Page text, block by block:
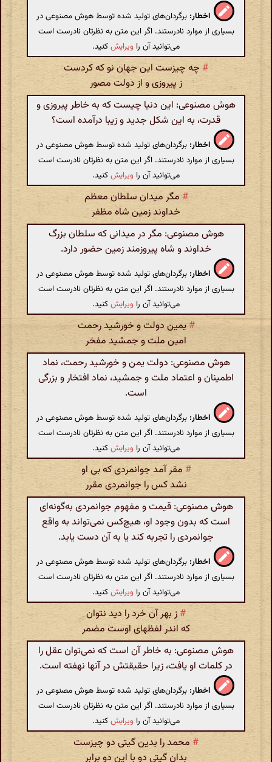
اخطار: برگردان‌های تولید شده توسط هوش مصنوعی در
بسیاری از موارد نادرستند. اگر این متن به نظرتان نادرست است
می‌توانید آن را ویرایشکنید.
# چه چیزست این جهان نو که کردست
ز پیروزی و از دولت مصور
هوش مصنوعی: این دنیا چیست که به خاطر پیروزی و
قدرت، به این شکل جدید و زیبا درآمده است؟
اخطار: برگردان‌های تولید شده توسط هوش مصنوعی در
بسیاری از موارد نادرستند. اگر این متن به نظرتان نادرست است
می‌توانید آن را ویرایشکنید.
#مگر میدان سلطان معظم
خداوند زمین شاه مظفر
هوش مصنوعی: مگر در میدانی که سلطان بزرگ
خداوند و شاه پیروزمند زمین حضور دارد.
اخطار: برگردان‌های تولید شده توسط هوش مصنوعی در
بسیاری از موارد نادرستند. اگر این متن به نظرتان نادرست است
می‌توانید آن را ویرایشکنید.
# یمین دولت و خورشید رحمت
امین ملت و جمشید مفخر
هوش مصنوعی: دولت یمن و خورشید رحمت، نماد
اطمینان و اعتماد ملت و جمشید، نماد افتخار و بزرگی
است.
اخطار: برگردان‌های تولید شده توسط هوش مصنوعی در
بسیاری از موارد نادرستند. اگر این متن به نظرتان نادرست است
می‌توانید آن را ویرایشکنید.
# مقر آمد جوانمردی که بی او
نشد کس را جوانمردی مقرر
هوش مصنوعی: قیمت و مفهوم جوانمردی به‌گونه‌ای
است که بدون وجود او، هیچ‌کس نمی‌تواند به واقع
جوانمردی را تجربه کند یا به آن دست یابد.
اخطار: برگردان‌های تولید شده توسط هوش مصنوعی در
بسیاری از موارد نادرستند. اگر این متن به نظرتان نادرست است
می‌توانید آن را ویرایشکنید.
# ز بهر آن خرد را دید نتوان
که اندر لفظهای اوست مضمر
هوش مصنوعی: به خاطر آن است که نمی‌توان عقل را
در کلمات او یافت، زیرا حقیقتش در آنها نهفته است.
اخطار: برگردان‌های تولید شده توسط هوش مصنوعی در
بسیاری از موارد نادرستند. اگر این متن به نظرتان نادرست است
می‌توانید آن را ویرایشکنید.
#محمد را بدین گیتی دو چیزست
بدان گیتی دو با این دو برابر